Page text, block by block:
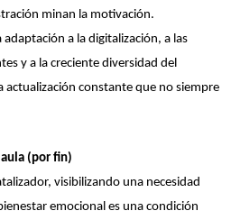
minan la motivación.
adaptación a la digitalización, a las
y a la creciente diversidad del
actualización constante que no siempre
(por fin)
visibilizando una necesidad
emocional es una condición